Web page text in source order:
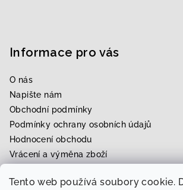
Tento web používá soubory cookie.
Informace pro vás
O nás
Napište nám
Obchodní podmínky
Podmínky ochrany osobních údajů
Hodnocení obchodu
Vrácení a výměna zboží